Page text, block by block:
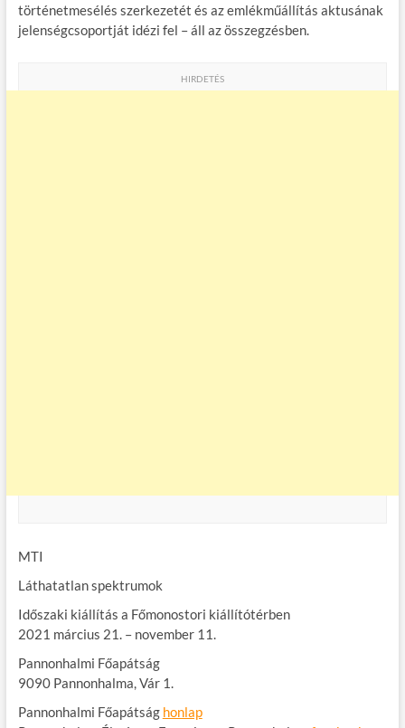
történetmesélés szerkezetét és az emlékműállítás aktusának
jelenségcsoportját idézi fel – áll az összegzésben.
HIRDETÉS
MTI
Láthatatlan spektrumok
Időszaki kiállítás a Főmonostori kiállítótérben
2021 március 21. – november 11.
Pannonhalmi Főapátság
9090 Pannonhalma, Vár 1.
Pannonhalmi Főapátság honlap